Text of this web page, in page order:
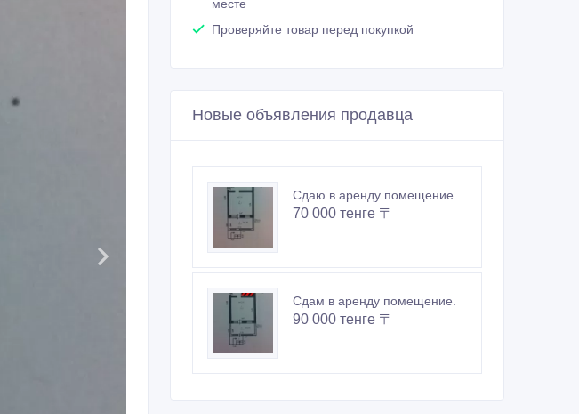
месте
Проверяйте товар перед покупкой
Новые объявления продавца
Сдаю в аренду помещение.
70 000 тенге 〒
Сдам в аренду помещение.
90 000 тенге 〒